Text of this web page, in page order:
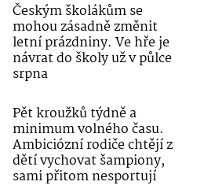
Českým školákům se
mohou zásadně změnit
letní prázdniny. Ve hře je
návrat do školy už v půlce
srpna
Pět kroužků týdně a
minimum volného času.
Ambiciózní rodiče chtějí z
dětí vychovat šampiony,
sami přitom nesportují